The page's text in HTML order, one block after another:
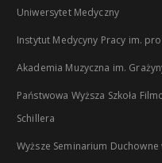
Uniwersytet Medyczny
Instytut Medycyny Pracy im.
Akademia Muzyczna im.
Państwowa Wyższa Szkoła
Schillera
Wyższe Seminarium Duchowne